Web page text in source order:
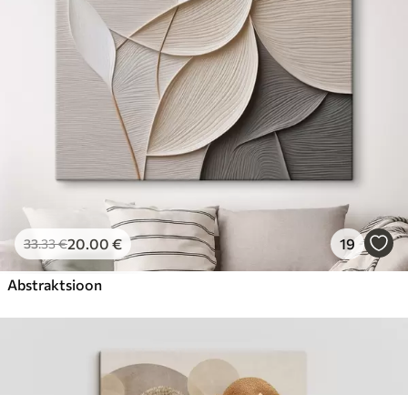
33.33€20.00 € 19
Abstraktsioon